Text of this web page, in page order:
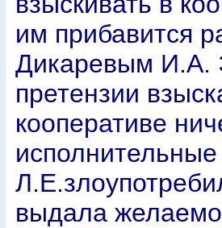
им прибавится
Дикаревым И.А.
претензии
кооперативе
выдала